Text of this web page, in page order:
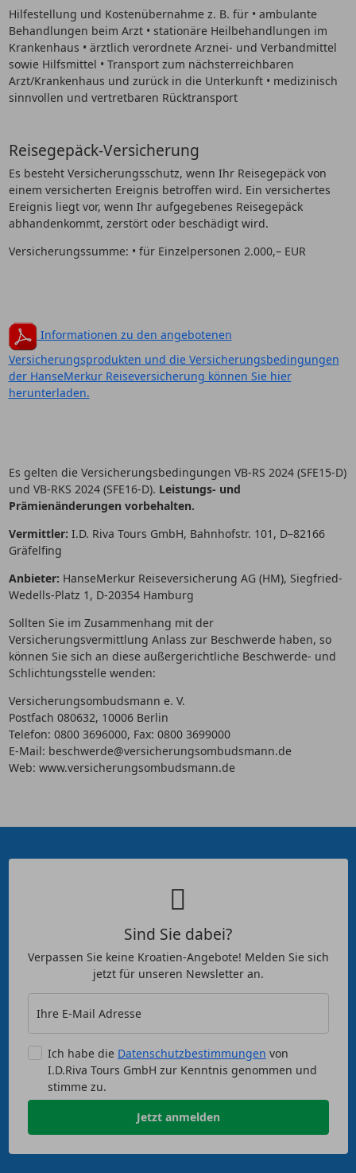
Hilfestellung und Kostenübernahme z. B. für • ambulante
Behandlungen beim Arzt • stationäre Heilbehandlungen im
Krankenhaus • ärztlich verordnete Arznei- und Verbandmittel
sowie Hilfsmittel • Transport zum nächsterreichbaren
Arzt/Krankenhaus und zurück in die Unterkunft • medizinisch
sinnvollen und vertretbaren Rücktransport
Reisegepäck-Versicherung
Es besteht Versicherungsschutz, wenn Ihr Reisegepäck von
einem versicherten Ereignis betroffen wird. Ein versichertes
Ereignis liegt vor, wenn Ihr aufgegebenes Reisegepäck
abhandenkommt, zerstört oder beschädigt wird.
Versicherungssumme: • für Einzelpersonen 2.000,– EUR
Informationen zu den angebotenen
Versicherungsprodukten und die Versicherungsbedingungen
der HanseMerkur Reiseversicherung können Sie hier
herunterladen.
Es gelten die Versicherungsbedingungen VB-RS 2024 (SFE15-D)
und VB-RKS 2024 (SFE16-D). Leistungs- und
Prämienänderungen vorbehalten.
Vermittler: I.D. Riva Tours GmbH, Bahnhofstr. 101, D–82166
Gräfelfing
Anbieter: HanseMerkur Reiseversicherung AG (HM), Siegfried-
Wedells-Platz 1, D-20354 Hamburg
Sollten Sie im Zusammenhang mit der
Versicherungsvermittlung Anlass zur Beschwerde haben, so
können Sie sich an diese außergerichtliche Beschwerde- und
Schlichtungsstelle wenden:
Versicherungsombudsmann e. V.
Postfach 080632, 10006 Berlin
Telefon: 0800 3696000, Fax: 0800 3699000
E-Mail: beschwerde@versicherungsombudsmann.de
Web: www.versicherungsombudsmann.de
Sind Sie dabei?
Verpassen Sie keine Kroatien-Angebote! Melden Sie sich
jetzt für unseren Newsletter an.
Ihre E-Mail Adresse
Ich habe die Datenschutzbestimmungen von
I.D.Riva Tours GmbH zur Kenntnis genommen und
stimme zu.
Jetzt anmelden